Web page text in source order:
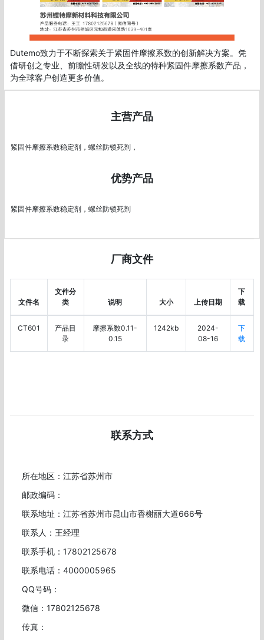
Dutemo致力于不断探索关于紧固件摩擦系数的创新解决方案。凭
借研创之专业、前瞻性研发以及全线的特种紧固件摩擦系数产品，
为全球客户创造更多价值。
主营产品
紧固件摩擦系数稳定剂，螺丝防锁死剂，
优势产品
紧固件摩擦系数稳定剂，螺丝防锁死剂
厂商文件
文件名
文件分
类
说明 大小 上传日期
下
载
CT601
产品目
录
摩擦系数0.11-
0.15
1242kb
2024-
08-16
下
载
联系方式
所在地区：江苏省苏州市
邮政编码：
联系地址：江苏省苏州市昆山市香榭丽大道666号
联系人：王经理
联系手机：17802125678
联系电话：4000005965
QQ号码：
微信：17802125678
传真：